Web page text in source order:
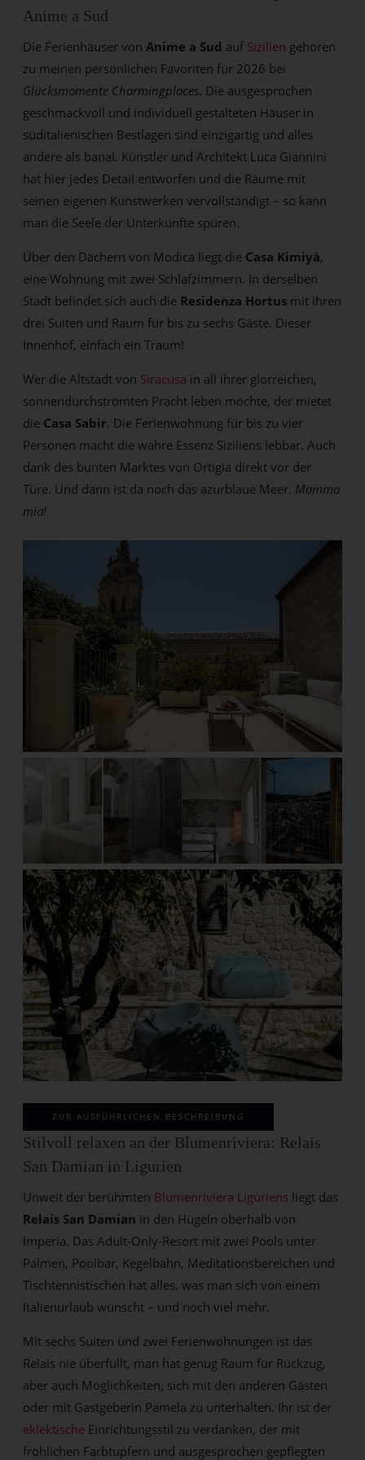
Anime a Sud
Die Ferienhäuser vonAnime a Sud auf Sizilien gehören
zu meinen persönlichen Favoriten für 2026 bei
Glücksmomente Charmingplaces. Die ausgesprochen
geschmackvoll und individuell gestalteten Häuser in
süditalienischen Bestlagen sind einzigartig und alles
andere als banal. Künstler und Architekt Luca Giannini
hat hier jedes Detail entworfen und die Räume mit
seinen eigenen Kunstwerken vervollständigt – so kann
man die Seele der Unterkünfte spüren.
Über den Dächern von Modica liegt die Casa Kimiyà,
eine Wohnung mit zwei Schlafzimmern. In derselben
Stadt befindet sich auch die Residenza Hortus mit ihren
drei Suiten und Raum für bis zu sechs Gäste. Dieser
Innenhof, einfach ein Traum!
Wer die Altstadt von Siracusa in all ihrer glorreichen,
sonnendurchströmten Pracht leben möchte, der mietet
die Casa Sabir. Die Ferienwohnung für bis zu vier
Personen macht die wahre Essenz Siziliens lebbar. Auch
dank des bunten Marktes von Ortigia direkt vor der
Türe. Und dann ist da noch das azurblaue Meer. Mamma
mia!
ZUR AUSFÜHRLICHEN BESCHREIBUNG
Stilvoll relaxen an der Blumenriviera: Relais
San Damian in Ligurien
Unweit der berühmten Blumenriviera Liguriens liegt das
Relais San Damian in den Hügeln oberhalb von
Imperia. Das Adult-Only-Resort mit zwei Pools unter
Palmen, Poolbar, Kegelbahn, Meditationsbereichen und
Tischtennistischen hat alles, was man sich von einem
Italienurlaub wünscht – und noch viel mehr.
Mit sechs Suiten und zwei Ferienwohnungen ist das
Relais nie überfüllt, man hat genug Raum für Rückzug,
aber auch Möglichkeiten, sich mit den anderen Gästen
oder mit Gastgeberin Pamela zu unterhalten. Ihr ist der
eklektische Einrichtungsstil zu verdanken, der mit
fröhlichen Farbtupfern und ausgesprochen gepflegten